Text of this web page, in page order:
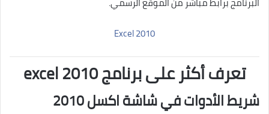
Excel 2010
تعرف أكثر على برنامج excel 2010
شريط الأدوات في شاشة اكسل 2010